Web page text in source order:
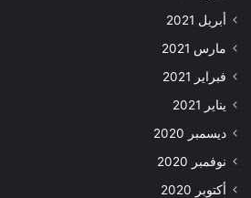
أبريل 2021
مارس 2021
فبراير 2021
يناير 2021
ديسمبر 2020
نوفمبر 2020
أكتوبر 2020